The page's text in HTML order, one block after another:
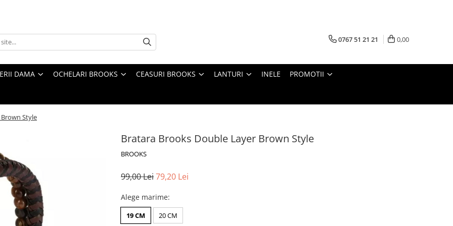
0767 51 21 21 0,00
DAMA OCHELARI BROOKS CEASURI BROOKS LANTURI INELE PROMOTII
Style
Bratara Brooks Double Layer Brown Style
BROOKS
99,00 Lei79,20 Lei
Alege marime:
19 CM 20 CM